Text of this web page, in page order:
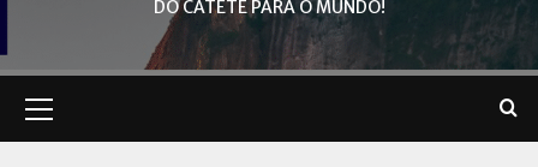
DO CATETE PARA O MUNDO!
Menu